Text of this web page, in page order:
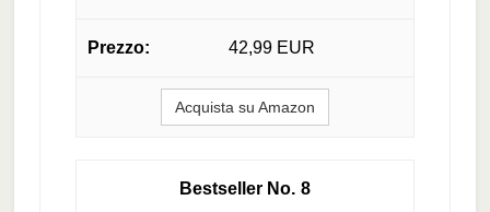
42,99 EUR
Acquista su Amazon
8